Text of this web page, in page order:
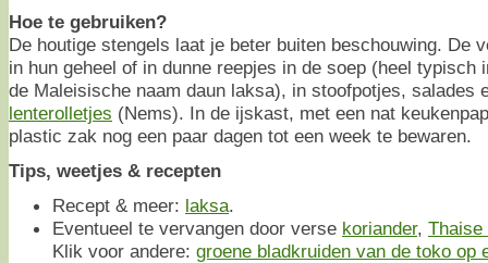
Hoe te gebruiken?
De houtige stengels laat je beter buiten beschouwing. De
in hun geheel of in dunne reepjes in de soep (heel typisch
de Maleisische naam daun laksa), in stoofpotjes, salades
lenterolletjes (Nems). In de ijskast, met een nat
plastic zak nog een paar dagen tot een week te bewaren.
Tips, weetjes & recepten
Recept & meer: laksa.
Eventueel te vervangen door verse koriander,
Klik voor andere: groene bladkruiden van de toko op